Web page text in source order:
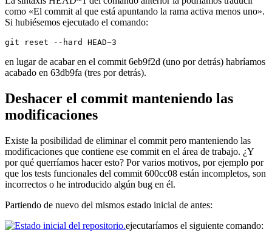
como «El commit al que está apuntando la rama activa menos uno».
Si hubiésemos ejecutado el comando:
git reset --hard HEAD~3
en lugar de acabar en el commit 6eb9f2d (uno por detrás) habríamos
acabado en 63db9fa (tres por detrás).
Deshacer el commit manteniendo las
modificaciones
Existe la posibilidad de eliminar el commit pero manteniendo las
modificaciones que contiene ese commit en el área de trabajo. ¿Y
por qué querríamos hacer esto? Por varios motivos, por ejemplo por
que los tests funcionales del commit 600cc08 están incompletos, son
incorrectos o he introducido algún bug en él.
Partiendo de nuevo del mismos estado inicial de antes:
ejecutaríamos el siguiente comando: